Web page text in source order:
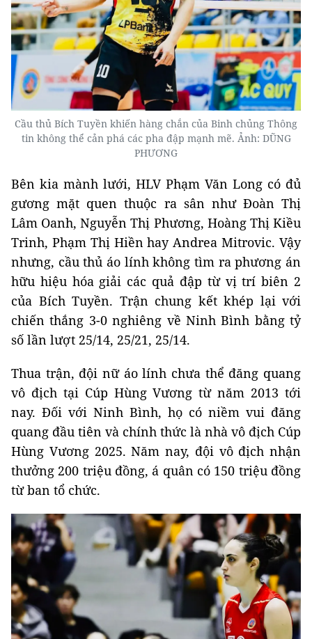
Cầu thủ Bích Tuyền khiến hàng chắn của Binh chủng Thông
tin không thể cản phá các pha đập mạnh mẽ. Ảnh: DŨNG
PHƯƠNG
Bên kia mành lưới, HLV Phạm Văn Long có đủ
gương mặt quen thuộc ra sân như Đoàn Thị
Lâm Oanh, Nguyễn Thị Phương, Hoàng Thị Kiều
Trinh, Phạm Thị Hiền hay Andrea Mitrovic. Vậy
nhưng, cầu thủ áo lính không tìm ra phương án
hữu hiệu hóa giải các quả đập từ vị trí biên 2
của Bích Tuyền. Trận chung kết khép lại với
chiến thắng 3-0 nghiêng về Ninh Bình bằng tỷ
số lần lượt 25/14, 25/21, 25/14.
Thua trận, đội nữ áo lính chưa thể đăng quang
vô địch tại Cúp Hùng Vương từ năm 2013 tới
nay. Đối với Ninh Bình, họ có niềm vui đăng
quang đầu tiên và chính thức là nhà vô địch Cúp
Hùng Vương 2025. Năm nay, đội vô địch nhận
thưởng 200 triệu đồng, á quân có 150 triệu đồng
từ ban tổ chức.